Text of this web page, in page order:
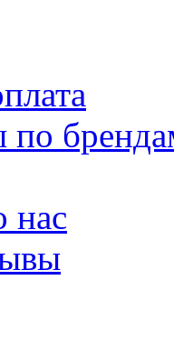
по
нас